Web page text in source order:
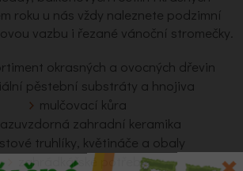
roku u nás vždy naleznete podzimní
vazbu i řezané vánoční stromečky.
okrasných a ovocných dřevin
pěstební substráty a hnojiva
mulčovací kůra
zahradní keramika
truhlíky, květináče a obaly
zahrádkářské potřeby